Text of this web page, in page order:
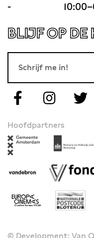
-
BLIJF OP DE
Hoofdpartners
© Development: Van